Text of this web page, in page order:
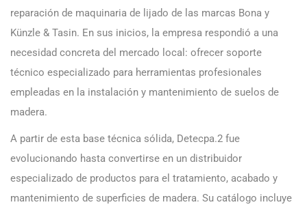
reparación de maquinaria de lijado de las marcas Bona y
Künzle & Tasin. En sus inicios, la empresa respondió a una
necesidad concreta del mercado local: ofrecer soporte
técnico especializado para herramientas profesionales
empleadas en la instalación y mantenimiento de suelos de
madera.
A partir de esta base técnica sólida, Detecpa.2 fue
evolucionando hasta convertirse en un distribuidor
especializado de productos para el tratamiento, acabado y
mantenimiento de superficies de madera. Su catálogo incluye